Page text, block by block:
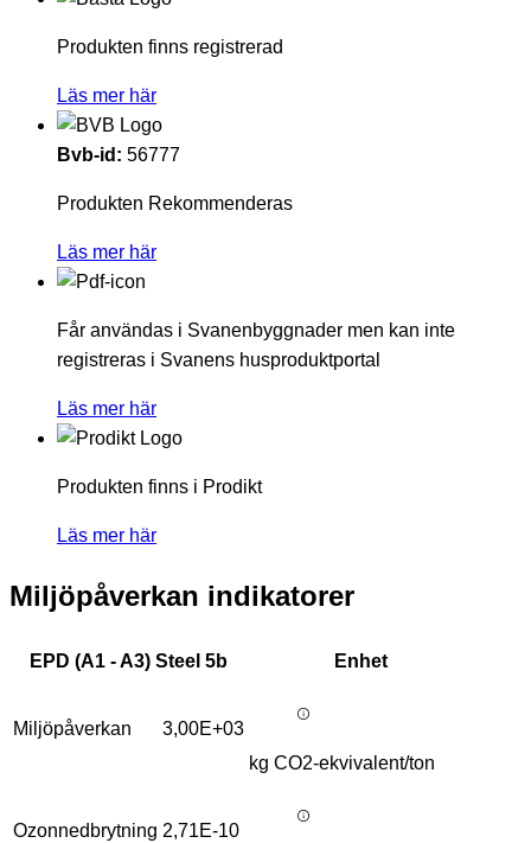
Produkten finns registrerad
Läs mer här
Bvb-id: 56777
Produkten Rekommenderas
Läs mer här
Får användas i Svanenbyggnader men kan inte
registreras i Svanens husproduktportal
Läs mer här
Produkten finns i Prodikt
Läs mer här
Miljöpåverkan indikatorer
EPD (A1 - A3) Steel 5b Enhet
Miljöpåverkan
3,00E+03
kg CO2-ekvivalent/ton
Ozonnedbrytning 2,71E-10